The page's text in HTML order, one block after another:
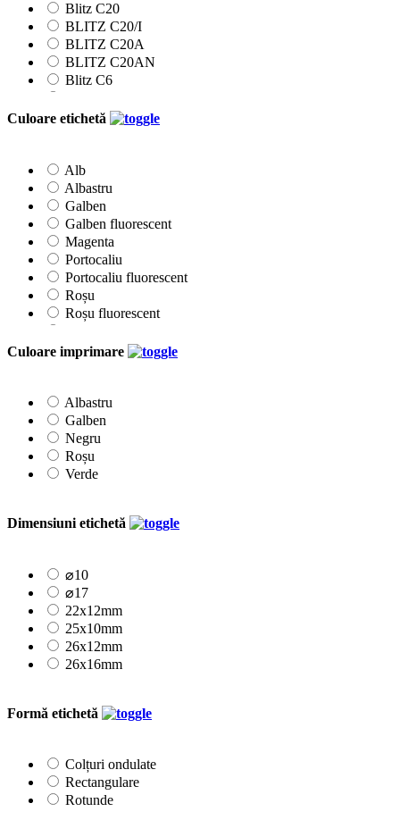
Blitz C20
BLITZ C20/I
BLITZ C20A
BLITZ C20AN
Blitz C6
Blitz M6
Etichete 26x16mm
Etichete 26x16Rmm
Klik
Printex
Prix
Tovel
Culoare etichetă
Alb
Albastru
Galben
Galben fluorescent
Magenta
Portocaliu
Portocaliu fluorescent
Roșu
Roșu fluorescent
Verde
Culoare imprimare
Albastru
Galben
Negru
Roșu
Verde
Dimensiuni etichetă
⌀10
⌀17
22x12mm
25x10mm
26x12mm
26x16mm
Formă etichetă
Colțuri ondulate
Rectangulare
Rotunde